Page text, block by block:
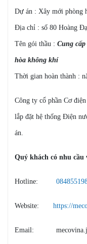
Dự án : Xây mới phòng
Địa chỉ : số 80 Hoàng
Tên gói thầu : Cung
hòa không khí
Thời gian hoàn thành :
Công ty cổ phần Cơ
lắp đặt hệ thống Điện
án.
Quý khách có nhu cầu
Hotline:
Website: https://
Email: